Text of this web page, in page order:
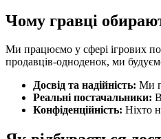
Чому гравці
Ми працюємо у сфері ігрових
продавців-одноденок, ми
Досвід та надійність: Ми
Реальні постачальники:
Конфіденційність: Ніхто